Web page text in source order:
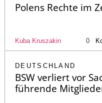
Polens Rechte im
Kuba Kruszakin 0
DEUTSCHLAND
BSW verliert vor
führende